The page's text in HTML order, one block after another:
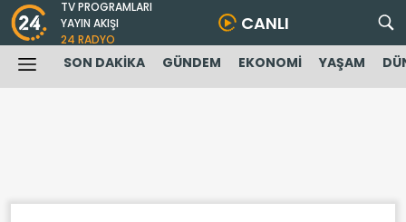
TV PROGRAMLARI
YAYIN AKIŞI
24 RADYO
CANLI
SON DAKİKA GÜNDEM EKONOMİ YAŞAM